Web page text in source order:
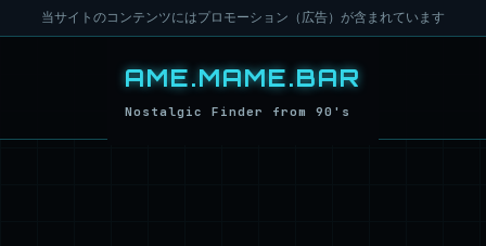
当サイトのコンテンツにはプロモーション（広告）が含まれています